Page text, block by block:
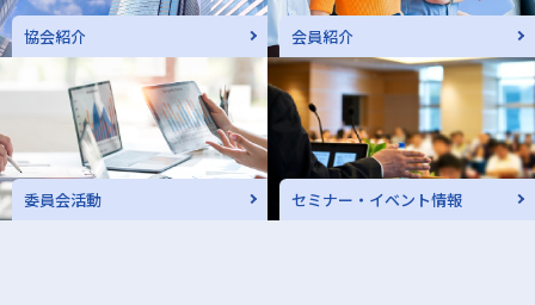
協会紹介 会員紹介
委員会活動 セミナー・イベント情報